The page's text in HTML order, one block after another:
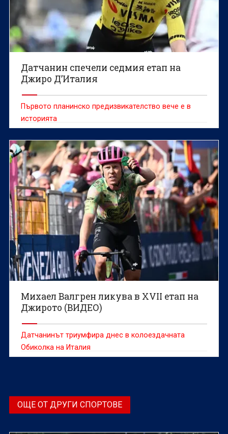
Датчанин спечели седмия етап на
Джиро Д’Италия
Първото планинско предизвикателство вече е в
историята
Михаел Валгрен ликува в XVII етап на
Джирото (ВИДЕО)
Датчанинът триумфира днес в колоездачната
Обиколка на Италия
ОЩЕ ОТ ДРУГИ СПОРТОВЕ